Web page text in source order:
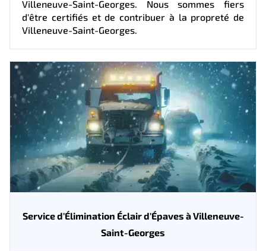
Villeneuve-Saint-Georges. Nous sommes fiers
d'être certifiés et de contribuer à la propreté de
Villeneuve-Saint-Georges.
Service d'Élimination Éclair d'Épaves à Villeneuve-
Saint-Georges